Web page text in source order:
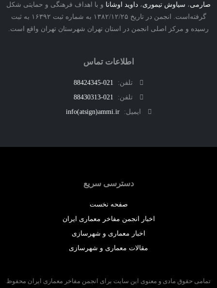
،سیاوش تیموری،داوید اوشاناو با اهداف فرهنگی و حمایتی شکل
گرفته‌است. انجمن در تاریخ ۱۳۸۲/۱۲/۲۵ به شماره ثبت ۱۶۳۹۲ به ثبت
و مرکز اصلی انجمن در استان تهران شهرستان تهران واقع است.
اطلاعات تماس
تلفن:
021-88424345
تلفن:
021-88430313
ایمیل:
info(atsign)ammi.ir
دسترسی سریع
صفحه نخست
اخبار انجمن مفاخر معماری ایران
اخبار معماری و شهرسازی
مقالات معماری و شهرسازی
حقوق مادی و معنوی این سایت برای انجمن مفاخر معماری ایران محفوظ